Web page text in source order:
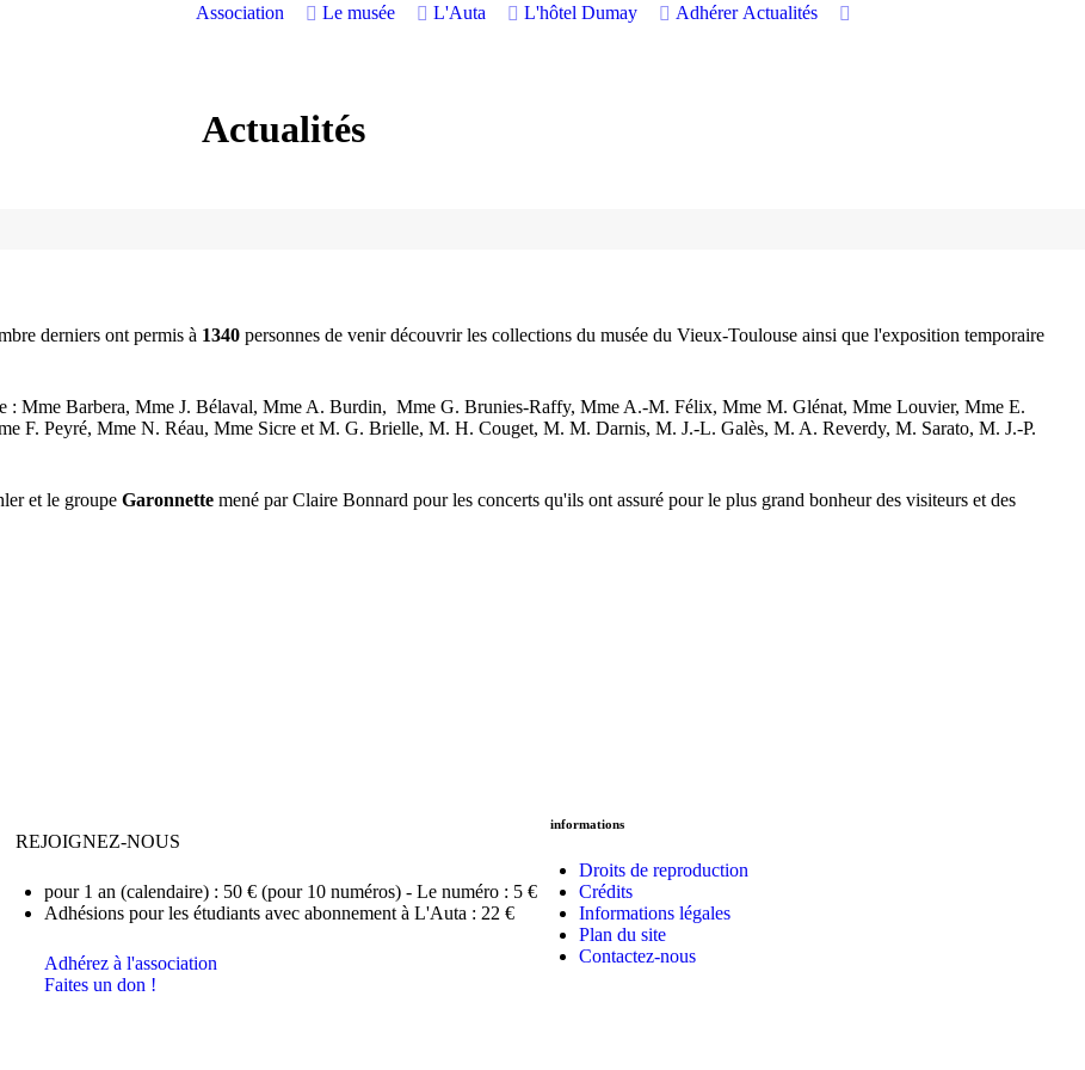
Association Le musée L'Auta L'hôtel Dumay Adhérer Actualités
Actualités
derniers ont permis à 1340 personnes de venir découvrir les collections du musée du Vieux-Toulouse ainsi que l'exposition temporaire
: Mme Barbera, Mme J. Bélaval, Mme A. Burdin, Mme G. Brunies-Raffy, Mme A.-M. Félix, Mme M. Glénat, Mme Louvier, Mme E.
F. Peyré, Mme N. Réau, Mme Sicre et M. G. Brielle, M. H. Couget, M. M. Darnis, M. J.-L. Galès, M. A. Reverdy, M. Sarato, M. J.-P.
et le groupe Garonnette mené par Claire Bonnard pour les concerts qu'ils ont assuré pour le plus grand bonheur des visiteurs et des
REJOIGNEZ-NOUS
pour 1 an (calendaire) : 50 € (pour 10 numéros) - Le numéro : 5 €
Adhésions pour les étudiants avec abonnement à L'Auta : 22 €
Adhérez à l'association
Faites un don !
informations
Droits de reproduction
Crédits
Informations légales
Plan du site
Contactez-nous